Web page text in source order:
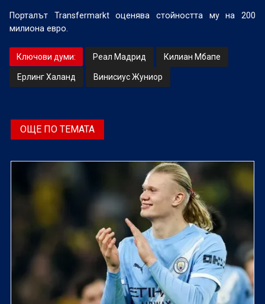
Порталът Transfermarkt оценява стойността му на 200
милиона евро.
Ключови думи: Реал Мадрид Килиан Мбапе
Ерлинг Халанд Винисиус Жуниор
ОЩЕ ПО ТЕМАТА